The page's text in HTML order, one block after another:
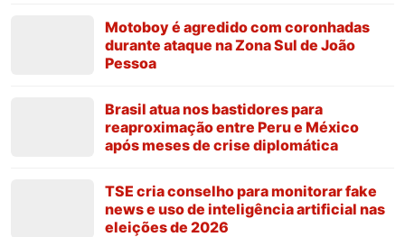
Motoboy é agredido com coronhadas
durante ataque na Zona Sul de João
Pessoa
Brasil atua nos bastidores para
reaproximação entre Peru e México
após meses de crise diplomática
TSE cria conselho para monitorar fake
news e uso de inteligência artificial nas
eleições de 2026